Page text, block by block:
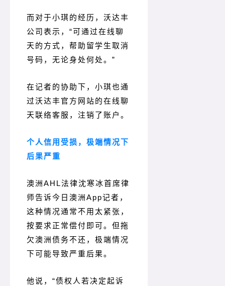
而对于小琪的经历，沃达丰
公司表示，“可通过在线聊
天的方式，帮助留学生取消
号码，无论身处何处。 ”
在记者的协助下，小琪也通
过沃达丰官方网站的在线聊
天联络客服，注销了账户。
个人信用受损，极端情况下
后果严重
澳洲AHL法律沈寒冰首席律
师告诉今日澳洲App记者，
这种情况通常不用太紧张，
按要求正常偿付即可。 但拖
欠澳洲债务不还，极端情况
下可能导致严重后果。
他说，“债权人若决定起诉